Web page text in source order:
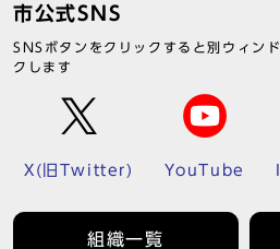
市公式SNS
SNSボタンをクリックすると別ウィン
クします
X(旧Twitter) YouTube
組織一覧